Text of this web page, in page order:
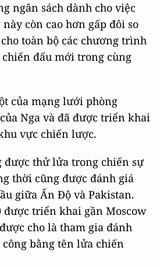
ngân sách dành cho việc
còn cao hơn gấp đôi so
toàn bộ các chương trình
đấu mới trong cùng
của mạng lưới phòng
Nga và đã được triển khai
vực chiến lược.
được thử lửa trong chiến sự
thời cũng được đánh giá
giữa Ấn Độ và Pakistan.
được triển khai gần Moscow
cho là tham gia đánh
bằng tên lửa chiến